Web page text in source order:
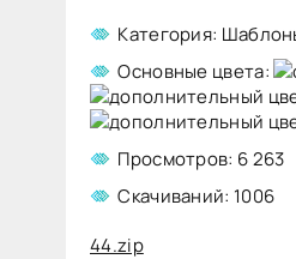
Шаблон
Word
№44
скачать
бесплатно
Категория:
Основные цвета:
Просмотров: 6 263
Скачиваний: 1006
44.zip